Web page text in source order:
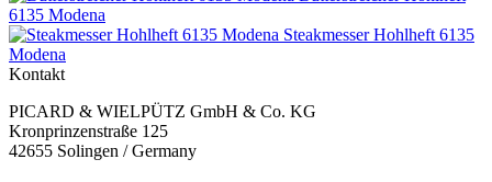
6135 Modena
Steakmesser Hohlheft 6135
Modena
Kontakt
PICARD & WIELPÜTZ GmbH & Co. KG
Kronprinzenstraße 125
42655 Solingen / Germany